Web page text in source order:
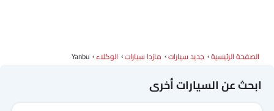
الصفحة الرئيسية جديد سيارات مازدا سيارات الوكلاء Yanbu
ابحث عن السيارات أخرى